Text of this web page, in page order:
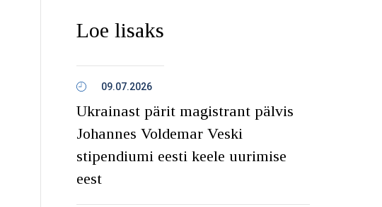
Loe lisaks
09.07.2026
Ukrainast pärit magistrant pälvis
Johannes Voldemar Veski
stipendiumi eesti keele uurimise
eest